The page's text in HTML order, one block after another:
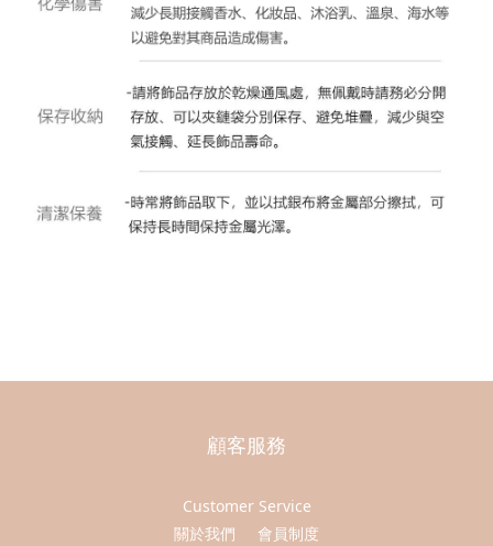
顧客服務
Customer Service
關於我們
會員制度